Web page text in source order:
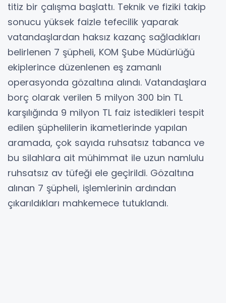
titiz bir çalışma başlattı. Teknik ve fiziki takip
sonucu yüksek faizle tefecilik yaparak
vatandaşlardan haksız kazanç sağladıkları
belirlenen 7 şüpheli, KOM Şube Müdürlüğü
ekiplerince düzenlenen eş zamanlı
operasyonda gözaltına alındı. Vatandaşlara
borç olarak verilen 5 milyon 300 bin TL
karşılığında 9 milyon TL faiz istedikleri tespit
edilen şüphelilerin ikametlerinde yapılan
aramada, çok sayıda ruhsatsız tabanca ve
bu silahlara ait mühimmat ile uzun namlulu
ruhsatsız av tüfeği ele geçirildi. Gözaltına
alınan 7 şüpheli, işlemlerinin ardından
çıkarıldıkları mahkemece tutuklandı.